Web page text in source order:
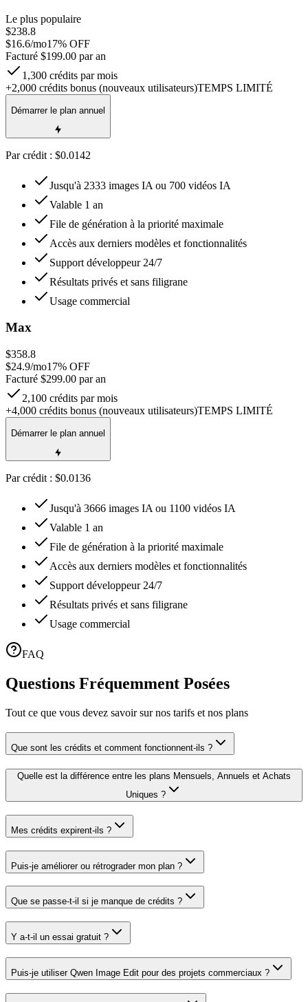
Le plus populaire
$238.8
$16.6/mo17% OFF
Facturé $199.00 par an
1,300 crédits par mois
+2,000 crédits bonus (nouveaux utilisateurs)TEMPS LIMITÉ
Démarrer le plan annuel
Par crédit : $0.0142
Jusqu'à 2333 images IA ou 700 vidéos IA
Valable 1 an
File de génération à la priorité maximale
Accès aux derniers modèles et fonctionnalités
Support développeur 24/7
Résultats privés et sans filigrane
Usage commercial
Max
$358.8
$24.9/mo17% OFF
Facturé $299.00 par an
2,100 crédits par mois
+4,000 crédits bonus (nouveaux utilisateurs)TEMPS LIMITÉ
Démarrer le plan annuel
Par crédit : $0.0136
Jusqu'à 3666 images IA ou 1100 vidéos IA
Valable 1 an
File de génération à la priorité maximale
Accès aux derniers modèles et fonctionnalités
Support développeur 24/7
Résultats privés et sans filigrane
Usage commercial
FAQ
Questions Fréquemment Posées
Tout ce que vous devez savoir sur nos tarifs et nos plans
Que sont les crédits et comment fonctionnent-ils ?
Quelle est la différence entre les plans Mensuels, Annuels et Achats
Uniques ?
Mes crédits expirent-ils ?
Puis-je améliorer ou rétrograder mon plan ?
Que se passe-t-il si je manque de crédits ?
Y a-t-il un essai gratuit ?
Puis-je utiliser Qwen Image Edit pour des projets commerciaux ?